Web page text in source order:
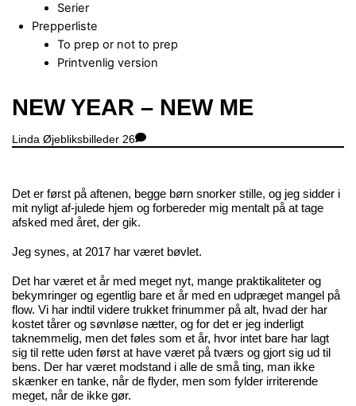
Serier
Prepperliste
To prep or not to prep
Printvenlig version
Close
Menu
NEW YEAR – NEW ME
Linda Øjebliksbilleder 26
Det er først på aftenen, begge børn snorker stille, og jeg sidder i
mit nyligt af-julede hjem og forbereder mig mentalt på at tage
afsked med året, der gik.
Jeg synes, at 2017 har været bøvlet.
Det har været et år med meget nyt, mange praktikaliteter og
bekymringer og egentlig bare et år med en udpræget mangel på
flow. Vi har indtil videre trukket frinummer på alt, hvad der har
kostet tårer og søvnløse nætter, og for det er jeg inderligt
taknemmelig, men det føles som et år, hvor intet bare har lagt
sig til rette uden først at have været på tværs og gjort sig ud til
bens. Der har været modstand i alle de små ting, man ikke
skænker en tanke, når de flyder, men som fylder irriterende
meget, når de ikke gør.